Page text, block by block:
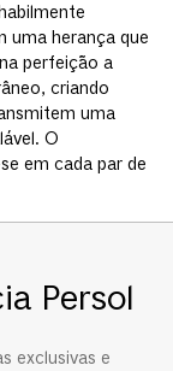
uma herança que
perfeição a
criando
uma
O
em cada par de
Persol
exclusivas e